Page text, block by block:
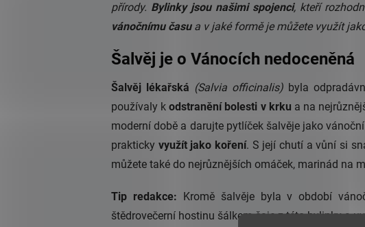
přírody. Bylinky jsou našimi spojenci, kteří
vánočnímu časua v jaké formě je můžete využít
Šalvěj je o Vánocích nedoceněná
Šalvěj lékařská (Salvia officinalis)byla
používaly kodstranění bolesti v krku a na
moderní době a darujte pytlíček šalvěje jako
prakticky využít jako koření. S její chutí a vůní si
můžete také do nejrůznějších omáček, marinád na
Tip redakce: Kromě šalvěje byla v období
štědrovečerní hostinu šálkem čaje z této bylinky a